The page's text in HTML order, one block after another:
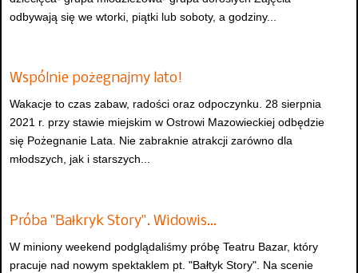
odbywają się we wtorki, piątki lub soboty, a godziny...
Wspólnie pożegnajmy lato!
Wakacje to czas zabaw, radości oraz odpoczynku. 28 sierpnia
2021 r. przy stawie miejskim w Ostrowi Mazowieckiej odbędzie
się Pożegnanie Lata. Nie zabraknie atrakcji zarówno dla
młodszych, jak i starszych...
Próba "Bałkryk Story". Widowis…
W miniony weekend podglądaliśmy próbę Teatru Bazar, który
pracuje nad nowym spektaklem pt. "Bałtyk Story". Na scenie